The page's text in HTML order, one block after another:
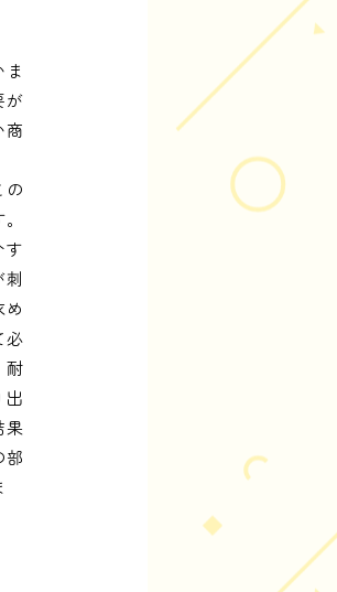
が
商
の
す
必
耐
出
果
部